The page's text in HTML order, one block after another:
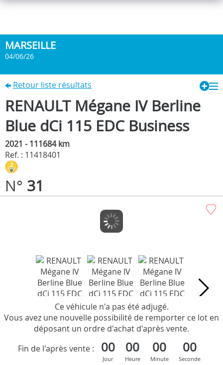
MARSEILLE
04/06/26
Retour liste résultats
RENAULT Mégane IV Berline
Blue dCi 115 EDC Business
2021 - 111684 km
Ref. : 11418401
N° 31
Ce véhicule n'a pas été adjugé.
Vous avez une nouvelle possibilité de remporter ce lot en
déposant un ordre d'achat d'après vente.
Fin de l'après vente :
00
Jour
00
Heure
00
Minute
00
Seconde